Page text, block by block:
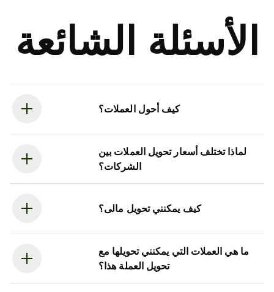
الأسئلة الشائعة
كيف أحول العملات؟
لماذا تختلف أسعار تحويل العملات بين
الشركات؟
كيف يمكنني تحويل مالى؟
ما هي العملات التي يمكنني تحويلها مع
تحويل العملة هذا؟